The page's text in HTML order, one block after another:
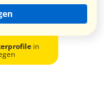
in